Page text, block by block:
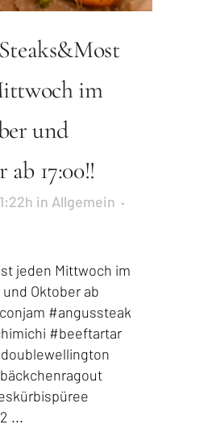
Steaks&Most
im
und
17:00!!
in Allgemein
jeden Mittwoch im
Oktober ab
#angussteak
#beeftartar
...